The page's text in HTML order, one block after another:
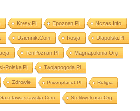
Kresy.pl Epoznan.pl Nczas.info
Dziennik.com Rosja Dlapolski.pl
TenPoznan.pl Magnapolonia.org
Polska.pl Twojapogoda.pl
Zdrowie Prisonplanet.pl Religia
Gazetawarszawska.com Stolikwolnosci.org